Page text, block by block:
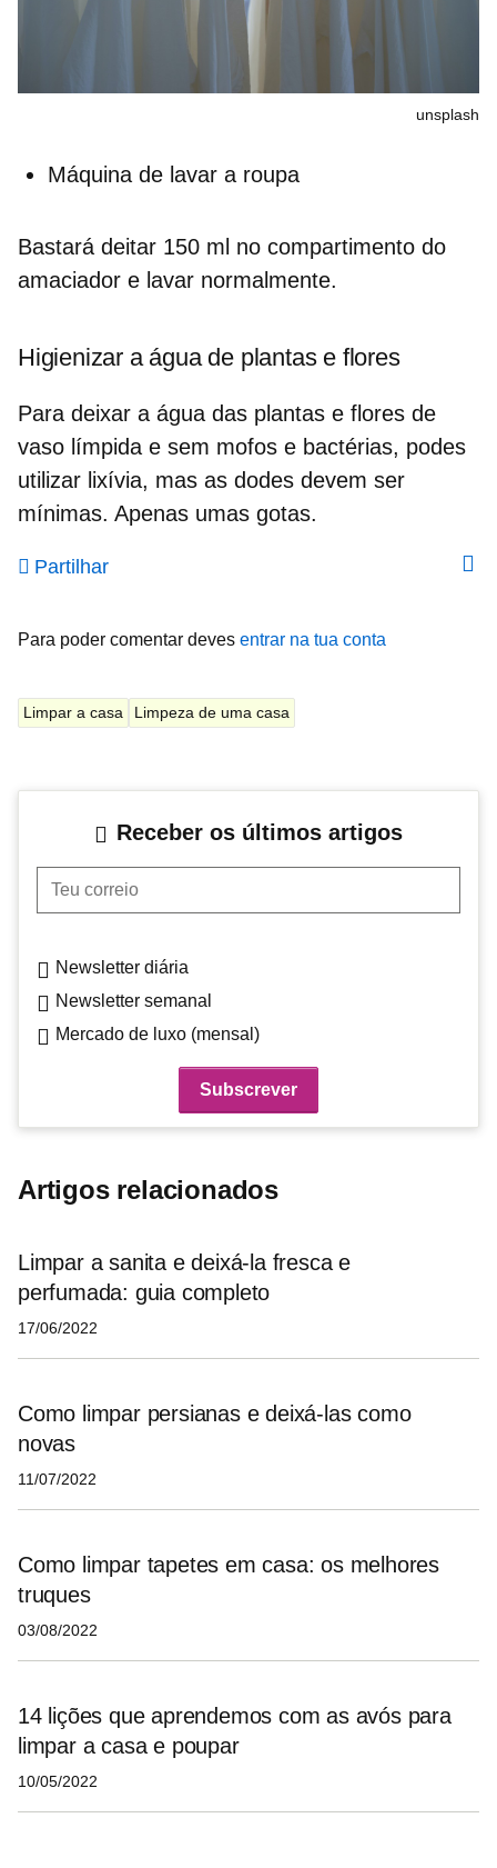
unsplash
Máquina de lavar a roupa
Bastará deitar 150 ml no compartimento do
amaciador e lavar normalmente.
Higienizar a água de plantas e flores
Para deixar a água das plantas e flores de
vaso límpida e sem mofos e bactérias, podes
utilizar lixívia, mas as dodes devem ser
mínimas. Apenas umas gotas.
Partilhar
Para poder comentar deves entrar na tua conta
Limpar a casa Limpeza de uma casa
Receber os últimos artigos
Teu correio
Newsletter diária
Newsletter semanal
Mercado de luxo (mensal)
Artigos relacionados
Limpar a sanita e deixá-la fresca e
perfumada: guia completo
17/06/2022
Como limpar persianas e deixá-las como
novas
11/07/2022
Como limpar tapetes em casa: os melhores
truques
03/08/2022
14 lições que aprendemos com as avós para
limpar a casa e poupar
10/05/2022